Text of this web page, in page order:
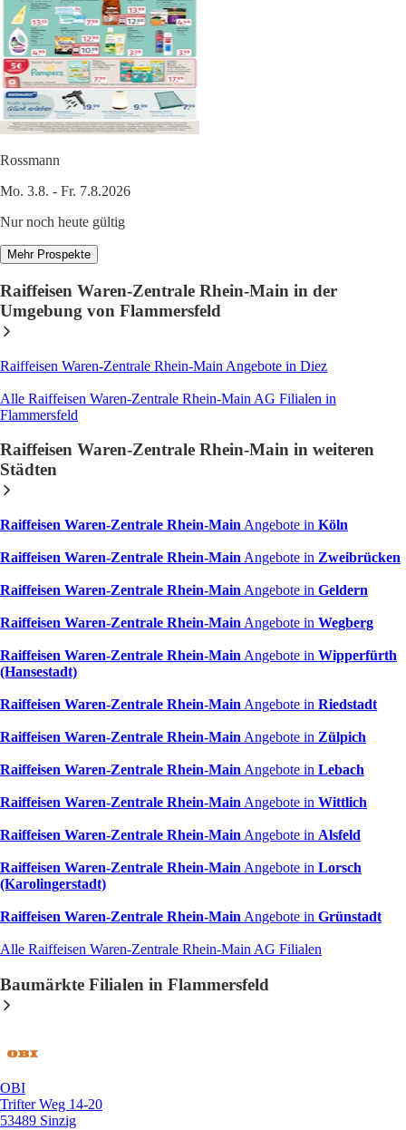
Rossmann
Mo. 3.8. - Fr. 7.8.2026
Nur noch heute gültig
Mehr Prospekte
Raiffeisen Waren-Zentrale Rhein-Main in der
Umgebung von Flammersfeld
Raiffeisen Waren-Zentrale Rhein-Main Angebote in Diez
Alle Raiffeisen Waren-Zentrale Rhein-Main AG Filialen in
Flammersfeld
Raiffeisen Waren-Zentrale Rhein-Main in weiteren
Städten
Raiffeisen Waren-Zentrale Rhein-Main Angebote in Köln
Raiffeisen Waren-Zentrale Rhein-Main Angebote in Zweibrücken
Raiffeisen Waren-Zentrale Rhein-Main Angebote in Geldern
Raiffeisen Waren-Zentrale Rhein-Main Angebote in Wegberg
Raiffeisen Waren-Zentrale Rhein-Main Angebote in Wipperfürth
(Hansestadt)
Raiffeisen Waren-Zentrale Rhein-Main Angebote in Riedstadt
Raiffeisen Waren-Zentrale Rhein-Main Angebote in Zülpich
Raiffeisen Waren-Zentrale Rhein-Main Angebote in Lebach
Raiffeisen Waren-Zentrale Rhein-Main Angebote in Wittlich
Raiffeisen Waren-Zentrale Rhein-Main Angebote in Alsfeld
Raiffeisen Waren-Zentrale Rhein-Main Angebote in Lorsch
(Karolingerstadt)
Raiffeisen Waren-Zentrale Rhein-Main Angebote in Grünstadt
Alle Raiffeisen Waren-Zentrale Rhein-Main AG Filialen
Baumärkte Filialen in Flammersfeld
OBI
Trifter Weg 14-20
53489 Sinzig